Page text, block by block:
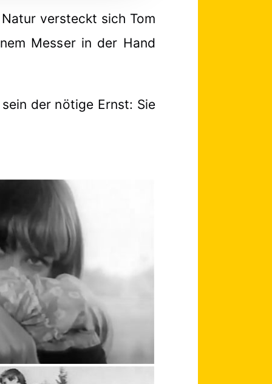
versteckt sich Tom
Messer in der Hand
der nötige Ernst: Sie